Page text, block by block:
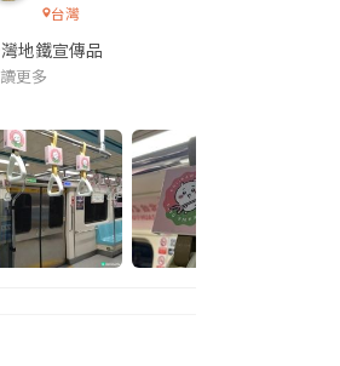
表面上是一間公司的職員,但其實暗地
台灣
地鐵宣傳品
更多